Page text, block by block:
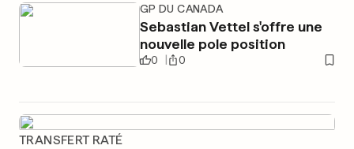
GP DU CANADA
Sebastian Vettel s'offre une
nouvelle pole position
0 0
TRANSFERT RATÉ